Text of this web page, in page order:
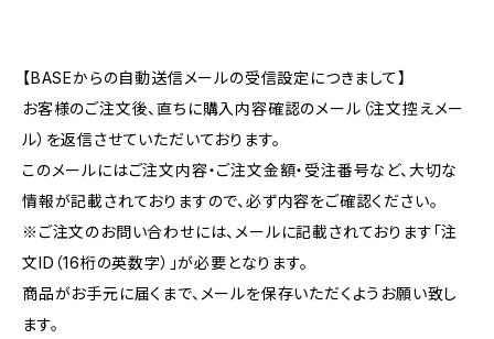
【BASEからの自動送信メールの受信設定につきまして】
お客様のご注文後、直ちに購入内容確認のメール（注文控えメー
ル）を返信させていただいております。
このメールにはご注文内容・ご注文金額・受注番号など、大切な
情報が記載されておりますので、必ず内容をご確認ください。
※ご注文のお問い合わせには、メールに記載されております「注
文ID（16桁の英数字）」が必要となります。
商品がお手元に届くまで、メールを保存いただくようお願い致し
ます。